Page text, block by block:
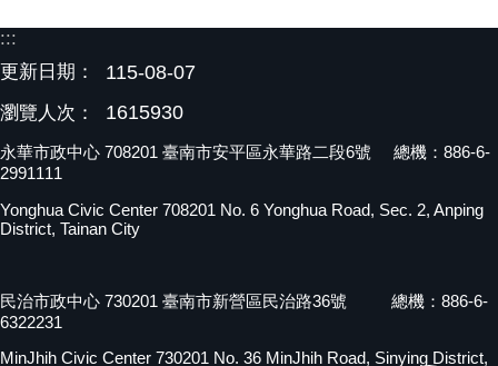
:::
更新日期：
115-08-07
瀏覽人次： 1615930
永華市政中心 708201 臺南市安平區永華路二段6號 總機：886-6-
2991111
Yonghua Civic Center 708201 No. 6 Yonghua Road, Sec. 2, Anping
District, Tainan City
民治市政中心 730201 臺南市新營區民治路36號 總機：886-6-
6322231
MinJhih Civic Center 730201 No. 36 MinJhih Road, Sinying District,